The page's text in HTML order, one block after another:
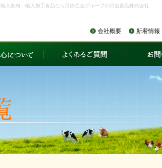
輸入食肉・輸入加工食品なら日鉄住金グループの日協食品株式会社
会社概要 新着情報